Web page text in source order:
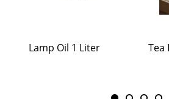
Lamp Oil 1 Liter